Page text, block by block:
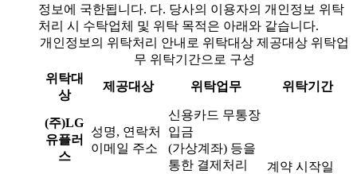
정보에 국한됩니다. 다. 당사의 이용자의 개인정보 위탁
처리 시 수탁업체 및 위탁 목적은 아래와 같습니다.
개인정보의 위탁처리 안내로 위탁대상 제공대상 위탁업
무 위탁기간으로 구성
위탁대
상
제공대상 위탁업무 위탁기간
(주)LG
유플러
스
성명, 연락처
이메일 주소
신용카드 무통장
입금
(가상계좌) 등을
통한 결제처리
계약 시작일